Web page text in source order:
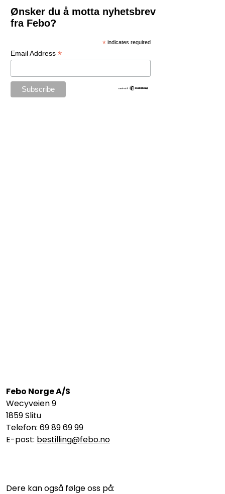
Ønsker du å motta nyhetsbrev
fra Febo?
* indicates required
Email Address *
Febo Norge A/S
Wecyveien 9
1859 Slitu
Telefon: 69 89 69 99
E-post: bestilling@febo.no
Dere kan også følge oss på: